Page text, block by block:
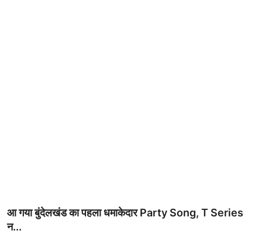
आ गया बुंदेलखंड का पहला धमाकेदार Party Song, T Series
न...